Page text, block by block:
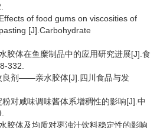
of food gums on viscosities of
[J].Carbohydrate
胶体在鱼糜制品中的应用研究进展[J].食
332.
良剂——亲水胶体[J].四川食品与发
对咸味调味酱体系增稠性的影响[J].中
胶体及均质对枣浊汁饮料稳定性的影响